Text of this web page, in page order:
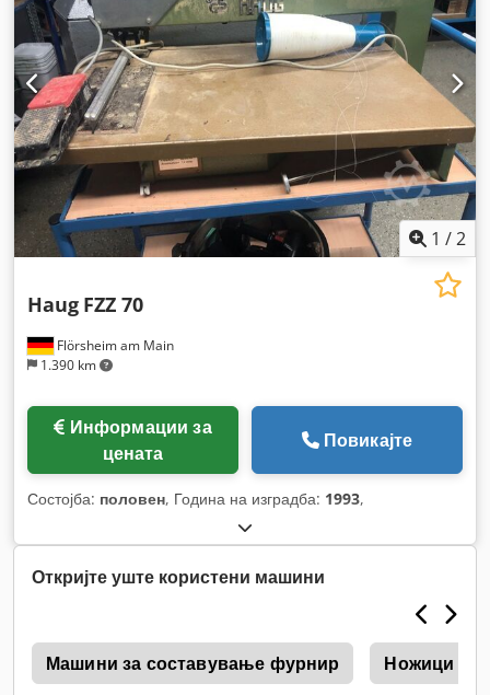
1 /2
Flörsheim am Main
1.390 km
Haug FZZ 70
цената
Повикајте
Состојба: половен, Година на изградба: 1993,
Откријте уште користени машини
Машини за составување фурнир Ножици за